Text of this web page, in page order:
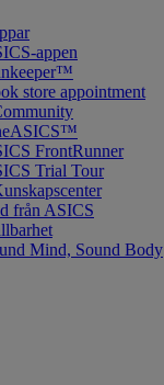
appen
store appointment
FrontRunner
Trial Tour
från ASICS
Mind, Sound Body